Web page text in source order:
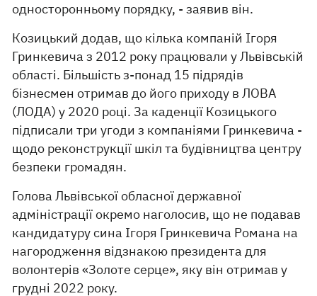
односторонньому порядку, - заявив він.
Козицький додав, що кілька компаній Ігоря
Гринкевича з 2012 року працювали у Львівській
області. Більшість з-понад 15 підрядів
бізнесмен отримав до його приходу в ЛОВА
(ЛОДА) у 2020 році. За каденції Козицького
підписали три угоди з компаніями Гринкевича -
щодо реконструкції шкіл та будівництва центру
безпеки громадян.
Голова Львівської обласної державної
адміністрації окремо наголосив, що не подавав
кандидатуру сина Ігоря Гринкевича Романа на
нагородження відзнакою президента для
волонтерів «Золоте серце», яку він отримав у
грудні 2022 року.